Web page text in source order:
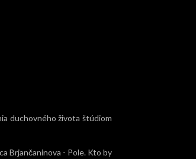
duchovného života štúdiom
Brjančaninova - Pole. Kto by